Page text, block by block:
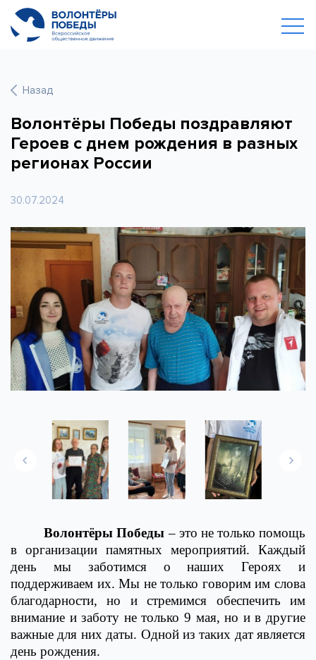
Назад
Волонтёры Победы поздравляют
Героев с днем рождения в разных
регионах России
30.07.2024
Волонтёры Победы – это не только помощь
в организации памятных мероприятий. Каждый
день мы заботимся о наших Героях и
поддерживаем их. Мы не только говорим им слова
благодарности, но и стремимся обеспечить им
внимание и заботу не только 9 мая, но и в другие
важные для них даты. Одной из таких дат является
день рождения.